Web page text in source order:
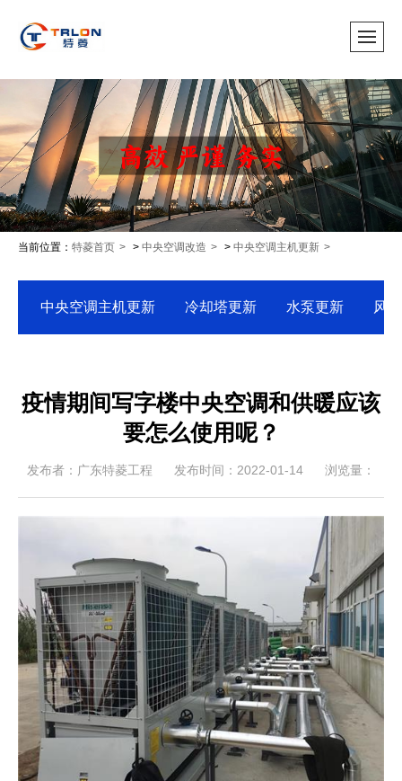
当前位置： 特菱首页 > 中央空调改造 > 中央空调主机更新
中央空调主机更新 冷却塔更新 水泵更新 风
疫情期间写字楼中央空调和供暖应该
要怎么使用呢？
发布者：广东特菱工程 发布时间：2022-01-14 浏览量：